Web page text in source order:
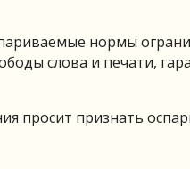
нормы
слова и печати,
просит признать